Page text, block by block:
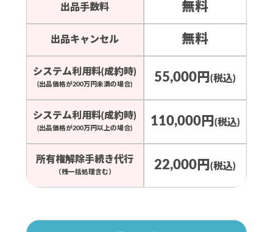
出品手数料 無料
出品キャンセル 無料
システム利用料(成約時)
(出品価格が200万円未満の場合)
55,000円(税込)
システム利用料(成約時)
(出品価格が200万円以上の場合)
110,000円 (税込)
所有権解除手続き代行
（残一括処理含む）
22,000円(税込)